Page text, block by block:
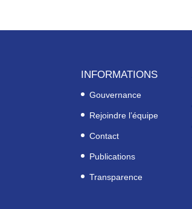
INFORMATIONS
Gouvernance
Rejoindre l’équipe
Contact
Publications
Transparence